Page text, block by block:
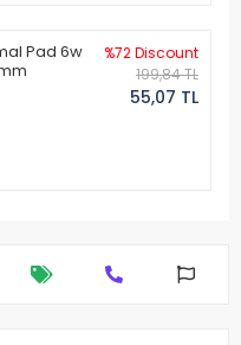
Pad 6w
%72 Discount
199,84 TL
55,07 TL